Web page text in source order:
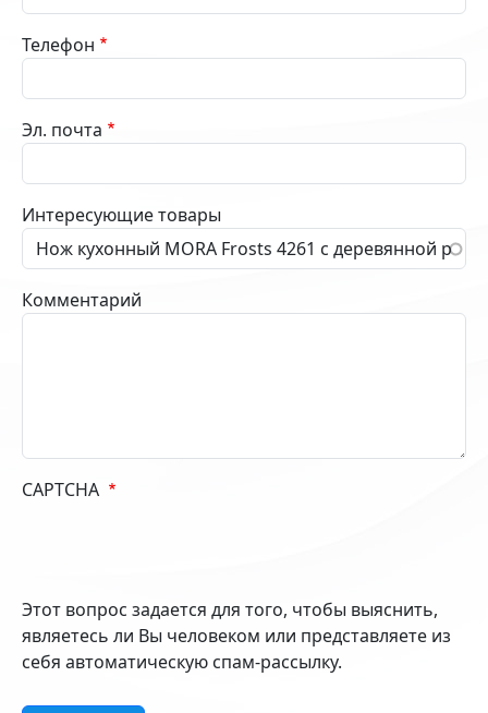
Телефон
Эл. почта
Интересующие товары
Комментарий
CAPTCHA
Этот вопрос задается для того, чтобы выяснить,
являетесь ли Вы человеком или представляете из
себя автоматическую спам-рассылку.